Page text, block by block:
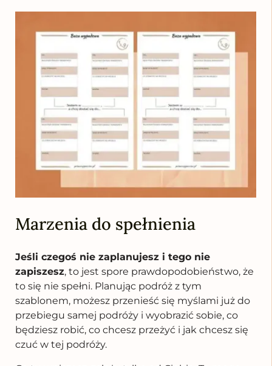
Marzenia do spełnienia
Jeśli czegoś nie zaplanujesz i tego nie
zapiszesz, to jest spore prawdopodobieństwo, że
to się nie spełni. Planując podróż z tym
szablonem, możesz przenieść się myślami już do
przebiegu samej podróży i wyobrazić sobie, co
będziesz robić, co chcesz przeżyć i jak chcesz się
czuć w tej podróży.